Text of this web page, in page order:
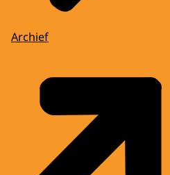
Archief